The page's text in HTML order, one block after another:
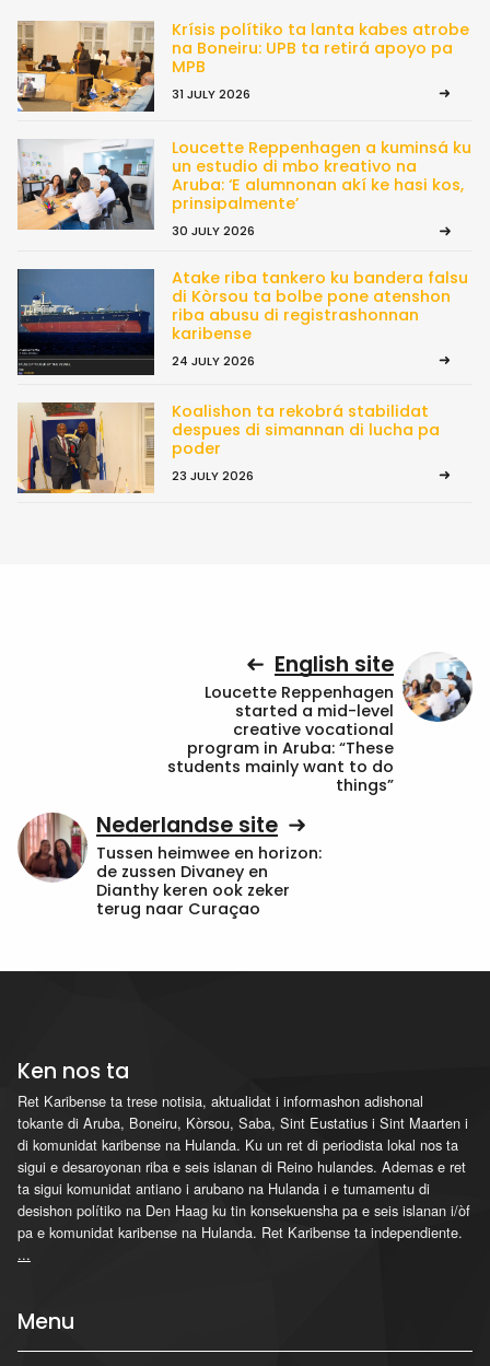
Krísis polítiko ta lanta kabes atrobe
na Boneiru: UPB ta retirá apoyo pa
MPB
31 JULY 2026
Loucette Reppenhagen a kuminsá ku
un estudio di mbo kreativo na
Aruba: ‘E alumnonan akí ke hasi kos,
prinsipalmente’
30 JULY 2026
Atake riba tankero ku bandera falsu
di Kòrsou ta bolbe pone atenshon
riba abusu di registrashonnan
karibense
24 JULY 2026
Koalishon ta rekobrá stabilidat
despues di simannan di lucha pa
poder
23 JULY 2026
English site
Loucette Reppenhagen
started a mid-level
creative vocational
program in Aruba: “These
students mainly want to do
things”
Nederlandse site
Tussen heimwee en horizon:
de zussen Divaney en
Dianthy keren ook zeker
terug naar Curaçao
Ken nos ta
Ret Karibense ta trese notisia, aktualidat i informashon adishonal
tokante di Aruba, Boneiru, Kòrsou, Saba, Sint Eustatius i Sint Maarten i
di komunidat karibense na Hulanda. Ku un ret di periodista lokal nos ta
sigui e desaroyonan riba e seis islanan di Reino hulandes. Ademas e ret
ta sigui komunidat antiano i arubano na Hulanda i e tumamentu di
desishon polítiko na Den Haag ku tin konsekuensha pa e seis islanan i/òf
pa e komunidat karibense na Hulanda. Ret Karibense ta independiente.
...
Menu